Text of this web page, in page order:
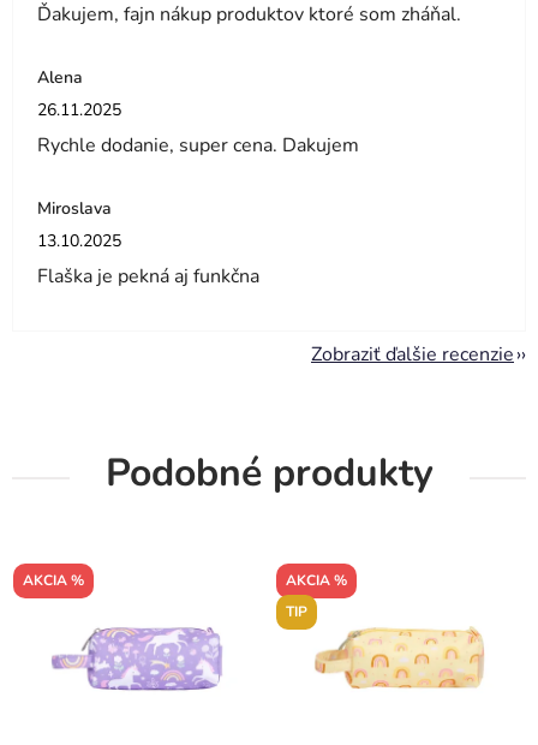
Ďakujem, fajn nákup produktov ktoré som zháňal.
Alena
Hodnotenie obchodu je 5 z 5 hviezdičiek.
26.11.2025
Rychle dodanie, super cena. Dakujem
Miroslava
Hodnotenie obchodu je 5 z 5 hviezdičiek.
13.10.2025
Flaška je pekná aj funkčna
Zobraziť ďalšie recenzie
Podobné produkty
AKCIA %
AKCIA %
TIP